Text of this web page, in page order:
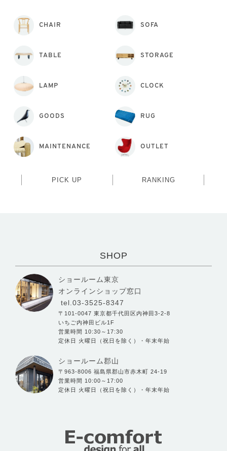
CHAIR SOFA
TABLE STORAGE
LAMP CLOCK
GOODS RUG
MAINTENANCE OUTLET
PICK UP RANKING
SHOP
ショールーム東京
オンラインショップ窓口
tel.03-3525-8347
〒101-0047 東京都千代田区内神田3-2-8
いちご内神田ビル1F
営業時間 10:30～17:30
定休日 火曜日（祝日を除く）・年末年始
ショールーム郡山
〒963-8006 福島県郡山市赤木町 24-19
営業時間 10:00～17:00
定休日 火曜日（祝日を除く）・年末年始